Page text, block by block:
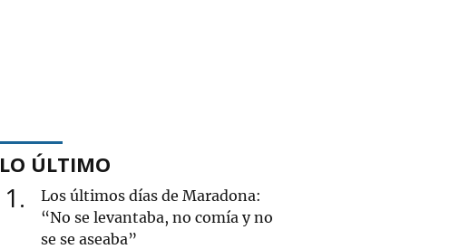
LO ÚLTIMO
1
Los últimos días de Maradona:
“No se levantaba, no comía y no
se se aseaba”